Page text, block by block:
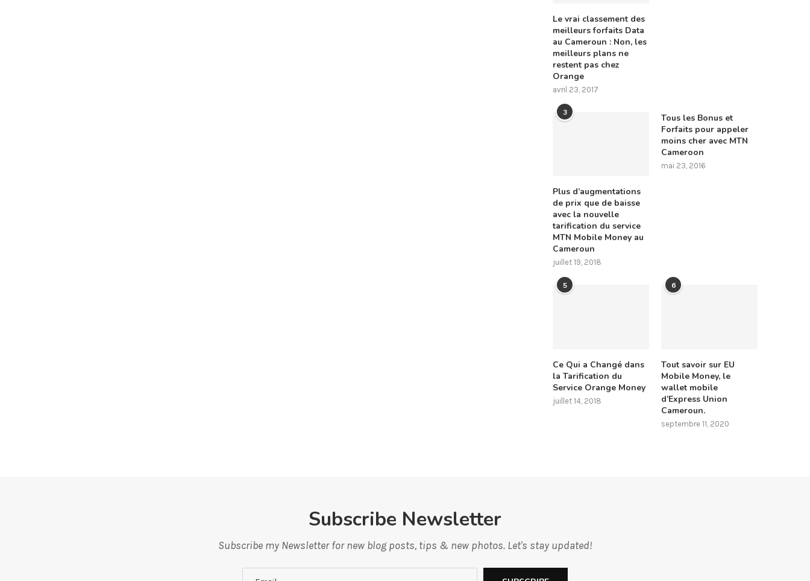
Le vrai classement des
meilleurs forfaits Data
au Cameroun : Non, les
meilleurs plans ne
restent pas chez
Orange
avril 23, 2017
3
Plus d’augmentations
de prix que de baisse
avec la nouvelle
tarification du service
MTN Mobile Money au
Cameroun
juillet 19, 2018
Tous les Bonus et
Forfaits pour appeler
moins cher avec MTN
Cameroon
mai 23, 2016
5
Ce Qui a Changé dans
la Tarification du
Service Orange Money
juillet 14, 2018
6
Tout savoir sur EU
Mobile Money, le
wallet mobile
d’Express Union
Cameroun.
septembre 11, 2020
Subscribe Newsletter
Subscribe my Newsletter for new blog posts, tips & new photos. Let's stay updated!